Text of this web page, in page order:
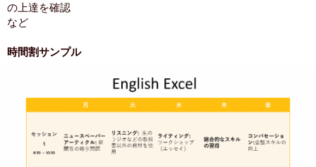
の上達を確認
など
時間割サンプル